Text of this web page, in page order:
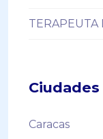
TERAPEUTA
Ciudades
Caracas